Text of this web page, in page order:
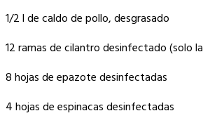
1/2 l de caldo de pollo, desgrasado
12 ramas de cilantro desinfectado (solo
8 hojas de epazote desinfectadas
4 hojas de espinacas desinfectadas